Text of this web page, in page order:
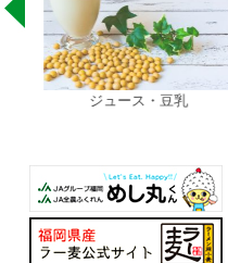
ジュース・豆乳